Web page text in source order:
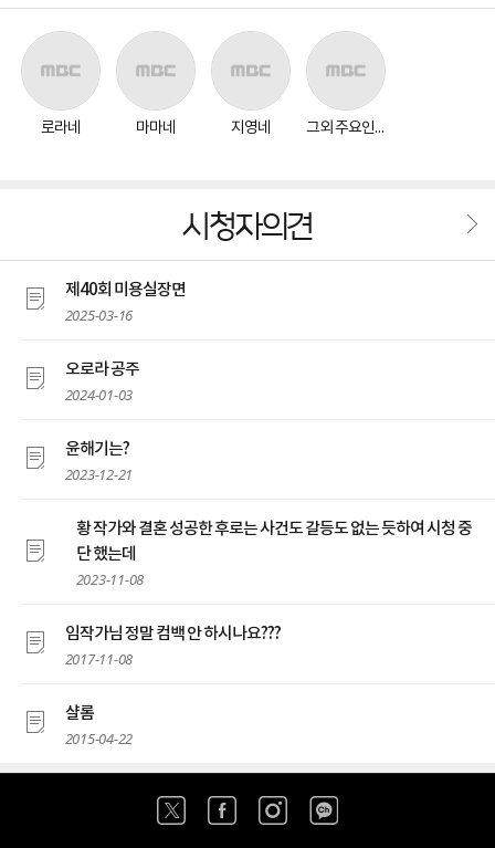
로라네 마마네 지영네 그외 주요인물
시청자의견
제40회 미용실장면
2025-03-16
오로라 공주
2024-01-03
윤해기는?
2023-12-21
황 작가와 결혼 성공한 후로는 사건도 갈등도 없는 듯하여 시청 중
단 했는데
2023-11-08
임작가님 정말 컴백 안 하시나요???
2017-11-08
샬롬
2015-04-22